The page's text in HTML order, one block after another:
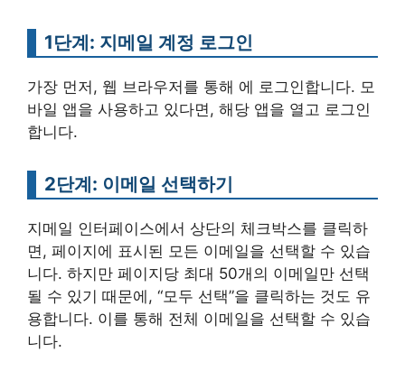
1단계: 지메일 계정 로그인
가장 먼저, 웹 브라우저를 통해 에 로그인합니다. 모
바일 앱을 사용하고 있다면, 해당 앱을 열고 로그인
합니다.
2단계: 이메일 선택하기
지메일 인터페이스에서 상단의 체크박스를 클릭하
면, 페이지에 표시된 모든 이메일을 선택할 수 있습
니다. 하지만 페이지당 최대 50개의 이메일만 선택
될 수 있기 때문에, “모두 선택”을 클릭하는 것도 유
용합니다. 이를 통해 전체 이메일을 선택할 수 있습
니다.